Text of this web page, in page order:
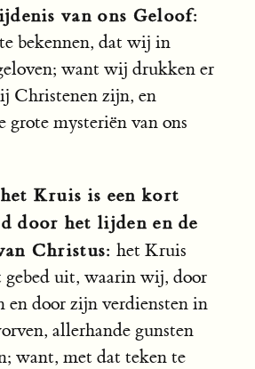
van ons Geloof:
bekennen, dat wij in
want wij drukken er
Christenen zijn, en
grote mysteriën van ons
Kruis is een kort
door het lijden en de
Christus: het Kruis
gebed uit, waarin wij, door
en door zijn verdiensten in
allerhande gunsten
want, met dat teken te